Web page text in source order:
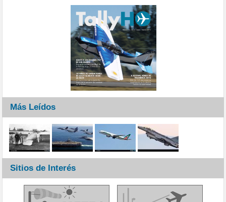
Más Leídos
Sitios de Interés